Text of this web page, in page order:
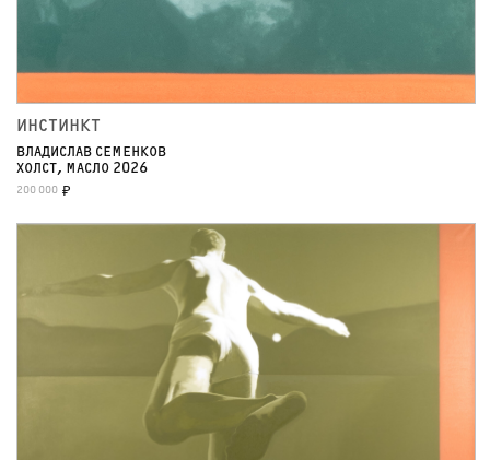
ИНСТИНКТ
ВЛАДИСЛАВ СЕМЕНКОВ
ХОЛСТ, МАСЛО 2026
200 000 ₽